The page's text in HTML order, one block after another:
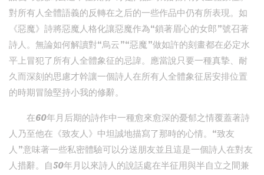
對所有人全體語義的反轉在之后的一些作品中仍有所表現。如
《惡魔》詩將惡魔人格化讓惡魔作為“鎖著眉心的女郎”號召著
詩人。無論如何解讀對“烏云”“惡魔”做如許的刻畫都在必定水
平上冒犯了所有人全體象征的忌諱。應當說只要一種真摯、耐
久而深刻的思慮才幹讓一個詩人在所有人全體象征居安排位置
的時期冒險堅持小我的修辭。
在60年月后期的詩作中一種愈來愈深的憂郁之情覆蓋著詩
人乃至他在《致友人》中坦誠地描寫了那時的心情。“致友
人”意味著一些私密體驗可以分送朋友並且這是一個詩人在對友
人措辭。自50年月以來詩人的說話處在半征用與半自立之間兼